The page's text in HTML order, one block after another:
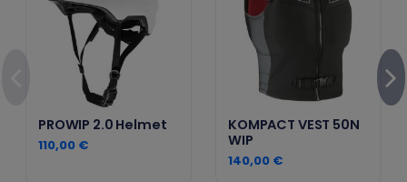
PROWIP 2.0 Helmet
110,00 €
KOMPACT VEST 50N
WIP
140,00 €